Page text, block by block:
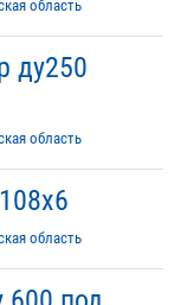
область
ду250
область
область